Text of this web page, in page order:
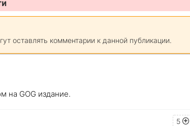
оставлять комментарии к данной публикации.
на GOG издание.
5